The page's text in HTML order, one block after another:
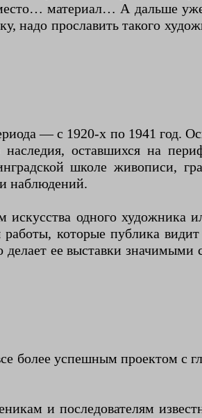
материал… А дальше
надо прославить такого
— с 1920-х по 1941 год.
наследия, оставшихся на
школе живописи,
наблюдений.
одного художника
которые публика видит
ее выставки
более успешным проектом
и последователям